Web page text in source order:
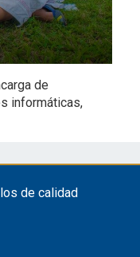
de
informáticas,